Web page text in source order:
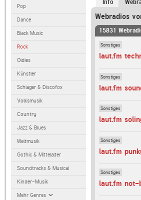
Pop
Dance
Black Music
Rock
Oldies
Künstler
Schlager & Discofox
Volksmusik
Country
Jazz & Blues
Weltmusik
Gothic & Mittelalter
Soundtracks & Musical
Kinder-Musik
Mehr Genres
Info
Webradios
15831
Sonstiges
laut.fm
Sonstiges
laut.fm
Sonstiges
laut.fm
Sonstiges
laut.fm
Sonstiges
laut.fm not-